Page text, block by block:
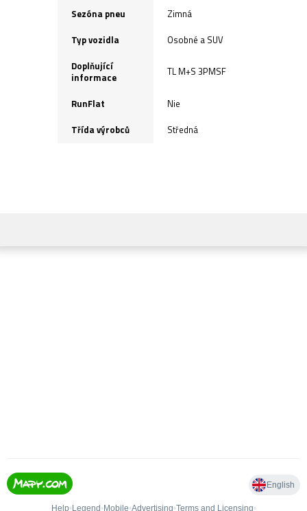
Sezóna pneu
Zimná
Typ vozidla
Osobné a SUV
Doplňující
informace
TL M+S 3PMSF
RunFlat
Nie
Třída výrobců
Středná